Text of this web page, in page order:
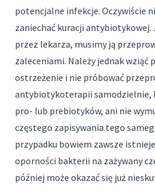
potencjalne infekcje. Oczywiście
zaniechać kuracji antybiotykowej.
przez lekarza, musimy ją
zaleceniami. Należy jednak wziąć
ostrzeżenie i nie próbować
antybiotykoterapii samodzielnie,
pro- lub prebiotyków, ani nie
częstego zapisywania tego
przypadku bowiem zawsze
oporności bakterii na zażywany
później może okazać się już